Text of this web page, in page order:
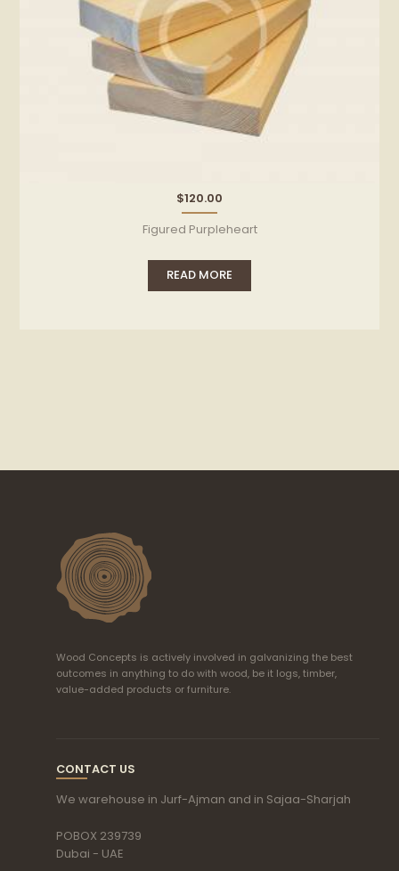
$120.00
Figured Purpleheart
READ MORE
Wood Concepts is actively involved in galvanizing the best
outcomes in anything to do with wood, be it logs, timber,
value-added products or furniture.
CONTACT US
We warehouse in Jurf-Ajman and in Sajaa-Sharjah
POBOX 239739
Dubai - UAE